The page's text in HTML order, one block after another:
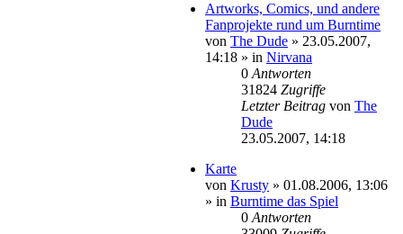
Artworks, Comics, und andere
Fanprojekte rund um Burntime
von The Dude » 23.05.2007,
14:18 » in Nirvana
0 Antworten
31824 Zugriffe
Letzter Beitrag von The
Dude
23.05.2007, 14:18
Karte
von Krusty » 01.08.2006, 13:06
» in Burntime das Spiel
0 Antworten